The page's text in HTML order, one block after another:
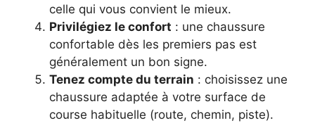
celle qui vous convient le mieux.
Privilégiez le confort : une chaussure
confortable dès les premiers pas est
généralement un bon signe.
Tenez compte du terrain : choisissez une
chaussure adaptée à votre surface de
course habituelle (route, chemin, piste).